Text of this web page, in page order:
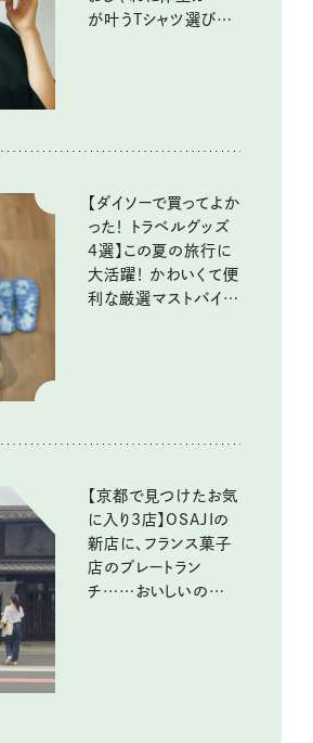
が叶うTシャツ選びの
【ダイソーで買ってよか
った！ トラベルグッズ
4選】この夏の旅行に
大活躍！ かわいくて便
利な厳選マストバイア
【京都で見つけたお気
に入り3店】OSAJIの
新店に、フランス菓子
店のプレートラン
チ……おいしいのんび